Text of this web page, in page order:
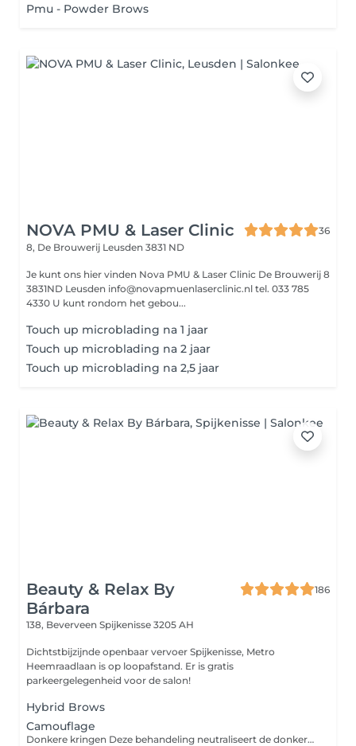
Pmu - Powder Brows
NOVA PMU & Laser Clinic
36
8, De Brouwerij Leusden 3831 ND
Je kunt ons hier vinden Nova PMU & Laser Clinic De Brouwerij 8
3831ND Leusden info@novapmuenlaserclinic.nl tel. 033 785
4330 U kunt rondom het gebou...
Touch up microblading na 1 jaar
Touch up microblading na 2 jaar
Touch up microblading na 2,5 jaar
Beauty & Relax By
Bárbara
186
138, Beverveen Spijkenisse 3205 AH
Dichtstbijzijnde openbaar vervoer Spijkenisse, Metro
Heemraadlaan is op loopafstand. Er is gratis
parkeergelegenheid voor de salon!
Hybrid Brows
Camouflage
Donkere kringen Deze behandeling neutraliseert de donkere verkleuring onder de ogen met speciale pigmenten, waardoor de huid egaler oogt en je een frissere, uitgeruste uitstraling krijgt. Striae (stretch marks) Deze behandeling egaliseert de kleur van striae door middel van huidkleurpigment, waardoor ze minder zichtbaar worden en beter opgaan in de natuurlijke huid. Pigmentvlekken Deze behandeling egaliseert pigmentvlekken door de kleur te neutraliseren met huidtint pigment, waardoor de huid rustiger en gelijkmatiger oogt.